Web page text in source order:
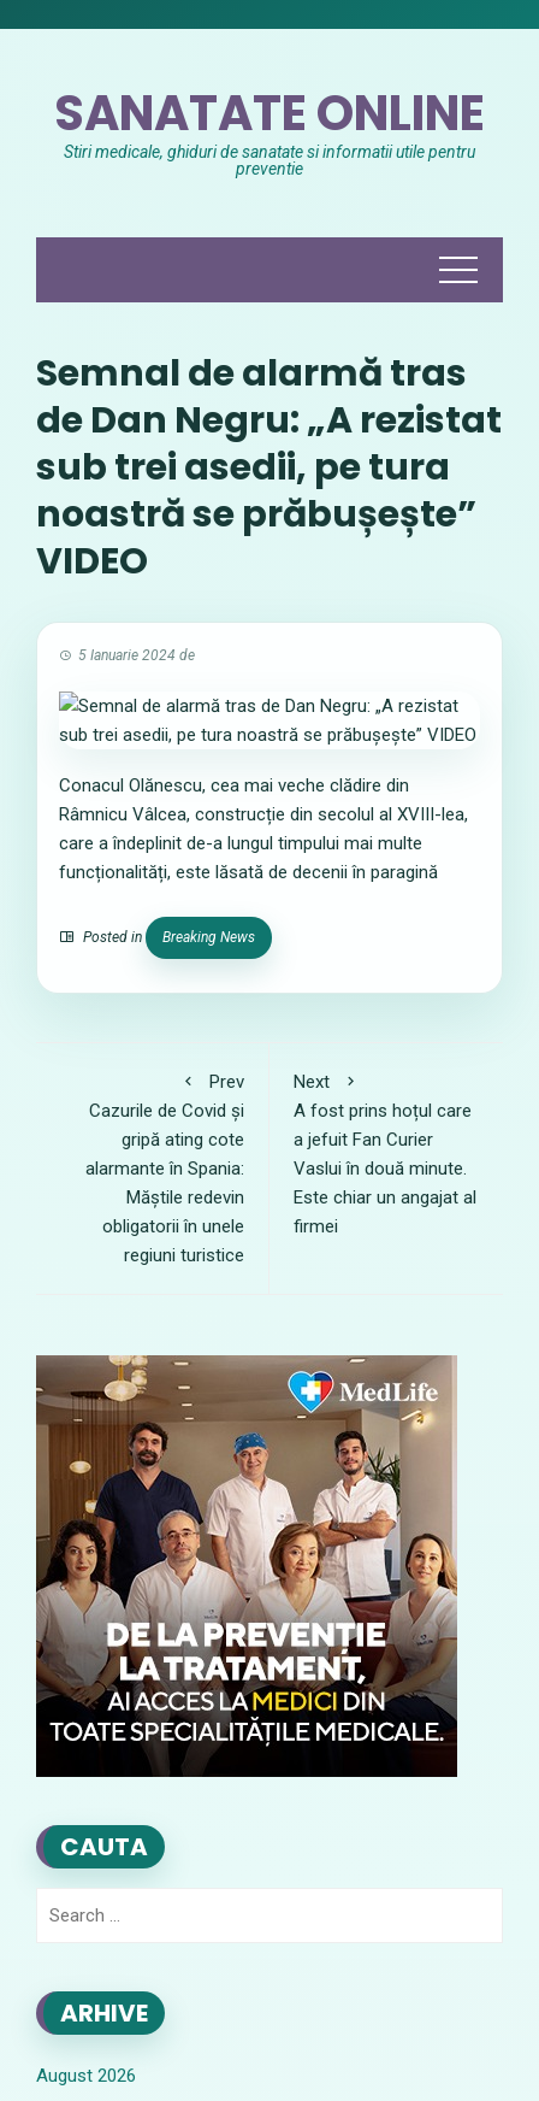
SANATATE ONLINE
Stiri medicale, ghiduri de sanatate si informatii utile pentru
preventie
Semnal de alarmă tras
de Dan Negru: „A rezistat
sub trei asedii, pe tura
noastră se prăbușește”
VIDEO
5 Ianuarie 2024 de
Conacul Olănescu, cea mai veche clădire din
Râmnicu Vâlcea, construcție din secolul al XVIII-lea,
care a îndeplinit de-a lungul timpului mai multe
funcționalități, este lăsată de decenii în paragină
Posted in Breaking News
Prev
Cazurile de Covid și
gripă ating cote
alarmante în Spania:
Măștile redevin
obligatorii în unele
regiuni turistice
Next
A fost prins hoțul care
a jefuit Fan Curier
Vaslui în două minute.
Este chiar un angajat al
firmei
CAUTA
ARHIVE
August 2026